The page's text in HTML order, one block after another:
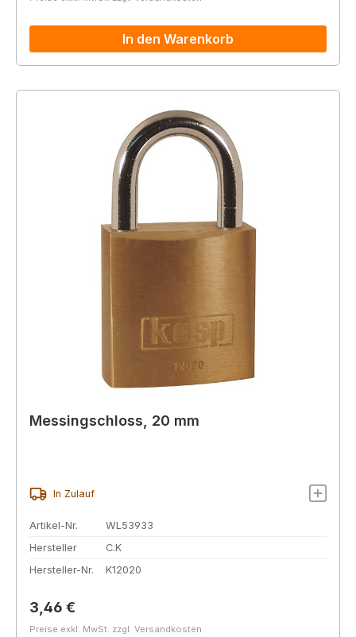
In den Warenkorb
Messingschloss, 20 mm
In Zulauf
Artikel-Nr.
WL53933
Hersteller
C.K
Hersteller-Nr.
K12020
Regulärer Preis:
3,46 €
Preise exkl. MwSt. zzgl. Versandkosten